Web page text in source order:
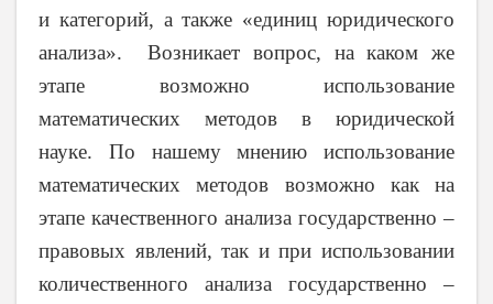
и категорий, а также «единиц юридического
анализа». Возникает вопрос, на каком же
этапе возможно использование
математических методов в юридической
науке. По нашему мнению использование
математических методов возможно как на
этапе качественного анализа государственно –
правовых явлений, так и при использовании
количественного анализа государственно –